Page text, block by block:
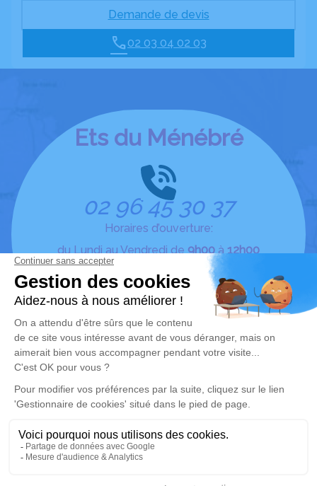
Demande de devis
02 03 04 02 03
Ets du Ménébré
02 96 45 30 37
Horaires d’ouverture:
du Lundi au Vendredi de9h00à12h00
et de
14h00à
ou par téléphone24h/24 7j/7
Nous contacter
Mentions légales